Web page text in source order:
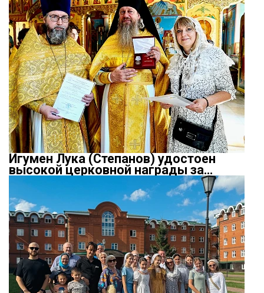
Игумен Лука (Степанов) удостоен
высокой церковной награды за…